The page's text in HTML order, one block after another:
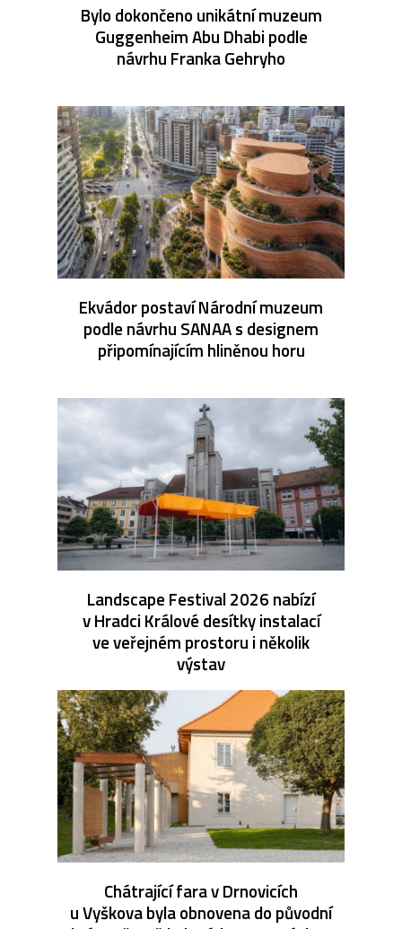
Bylo dokončeno unikátní muzeum
Guggenheim Abu Dhabi podle
návrhu Franka Gehryho
Ekvádor postaví Národní muzeum
podle návrhu SANAA s designem
připomínajícím hliněnou horu
Landscape Festival 2026 nabízí
v Hradci Králové desítky instalací
ve veřejném prostoru i několik
výstav
Chátrající fara v Drnovicích
u Vyškova byla obnovena do původní